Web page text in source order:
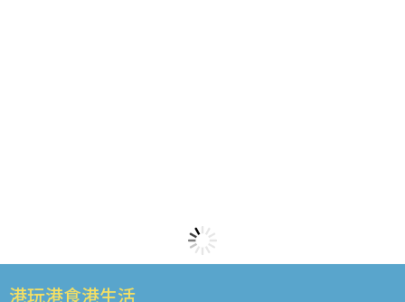
港玩港食港生活